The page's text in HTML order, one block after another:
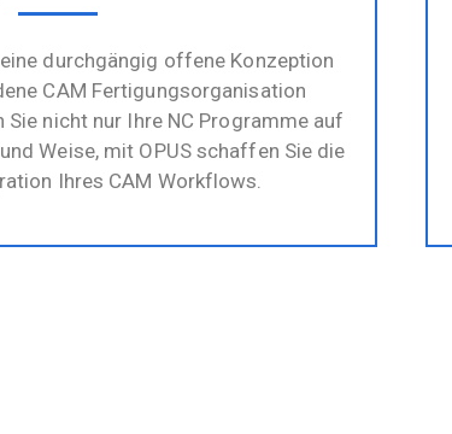
durchgängig offene Konzeption
CAM Fertigungsorganisation
Sie nicht nur Ihre NC Programme auf
Weise, mit OPUS schaffen Sie die
Ihres CAM Workflows.